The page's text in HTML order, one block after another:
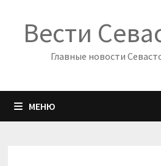
содержимому
Вести
Главные новости
МЕНЮ